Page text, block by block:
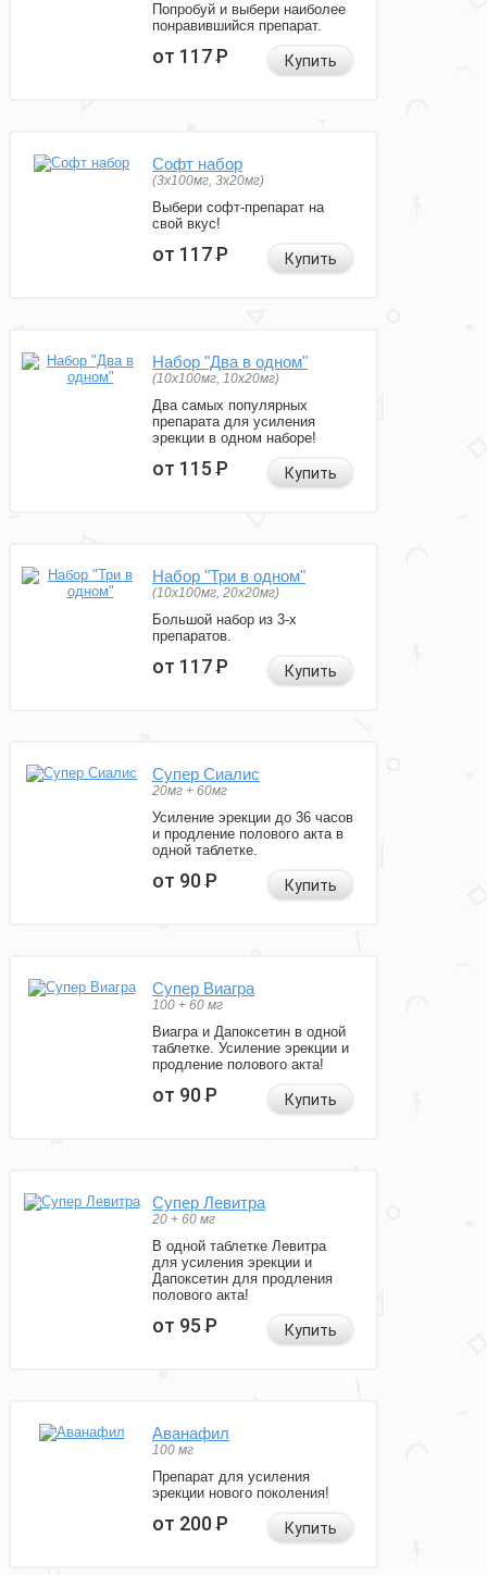
Попробуй и выбери наиболее
понравившийся препарат.
от 117Р Купить
Софт набор
(3x100мг, 3x20мг)
Выбери софт-препарат на
свой вкус!
от 117Р Купить
Набор "Два в одном"
(10x100мг, 10x20мг)
Два самых популярных
препарата для усиления
эрекции в одном наборе!
от 115Р Купить
Набор "Три в одном"
(10x100мг, 20x20мг)
Большой набор из 3-х
препаратов.
от 117Р Купить
Супер Сиалис
20мг + 60мг
Усиление эрекции до 36 часов
и продление полового акта в
одной таблетке.
от 90Р Купить
Супер Виагра
100 + 60 мг
Виагра и Дапоксетин в одной
таблетке. Усиление эрекции и
продление полового акта!
от 90Р Купить
Супер Левитра
20 + 60 мг
В одной таблетке Левитра
для усиления эрекции и
Дапоксетин для продления
полового акта!
от 95Р Купить
Аванафил
100 мг
Препарат для усиления
эрекции нового поколения!
от 200Р Купить